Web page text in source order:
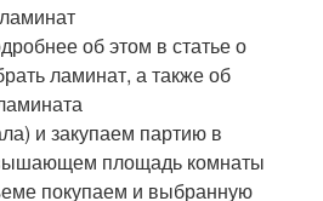
об этом в статье о
ламинат, а также об
и закупаем партию в
площадь комнаты
покупаем и выбранную